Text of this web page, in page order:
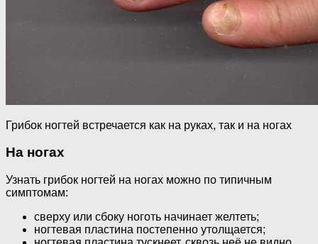
Грибок ногтей встречается как на руках, так и на ногах
На ногах
Узнать грибок ногтей на ногах можно по типичным
симптомам:
сверху или сбоку ноготь начинает желтеть;
ногтевая пластина постепенно утолщается;